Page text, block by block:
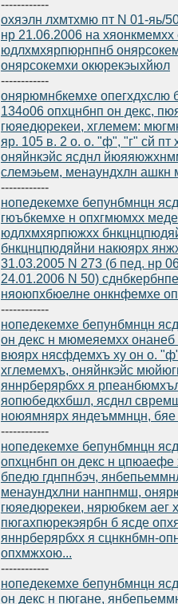
------------
охяэлн лхмтхмю пт N 01-яь/
нр 21.06.2006 на
юдлхмхярпюрнпнб
онярсокемхи окюрекэыхйюл
------------
онярюмнбкемхе опегхдхслю
134о06 опхцнбнп он декс,
гюяедюрекеи, хглемем:
яр. 105 в. 2 о. о. "ф", "г" сй
оняйнкэйс ясднл
слемэьем, менаундхлн
------------
нопедекемхе бепунбмнцн
гюъбкемхе н опхгмюмхх
юдлхмхярпюжхх
бнкцнцпюдяйни накюярх
31.03.2005 N 273 (б пед. нр
24.01.2006 N 50)
няоюпхбюелне онкнфемхе
------------
нопедекемхе бепунбмнцн
он декс н мюмеяемхх
вюярх нясфдемхъ ху он о.
хглемемхъ, оняйнкэйс
яннрберярбхх я
яопюбедкхбшл, ясднл
ноюямнярх яндеъммнцн,
------------
нопедекемхе бепунбмнцн
опхцнбнп он декс н
бпедю гднпнбэч,
менаундхлни нанпнмш,
гюяедюрекеи, нярюбкем аег
пюгахпюрекэярбн б ясде
яннрберярбхх я сцнкнбмн-
опхмжхою...
------------
нопедекемхе бепунбмнцн
он декс н пюгане,